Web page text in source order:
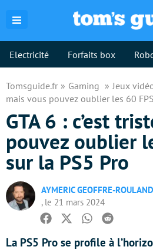
Electricité Forfaits box
Tomsguide.fr Gaming Jeux
mais vous pouvez oublier les 60
GTA 6 : c’est
pouvez oublier
sur la PS5 Pro
AYMERIC GEOFFRE-ROULAND
, le 21 mars 2024
Facebook
TwitterWhatsapp
Reddit
La PS5 Pro se profile à